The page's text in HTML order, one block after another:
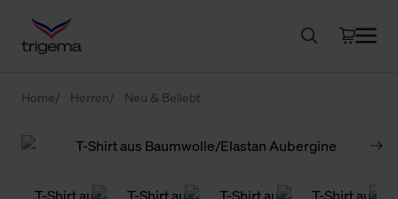
Home Herren Neu & Beliebt